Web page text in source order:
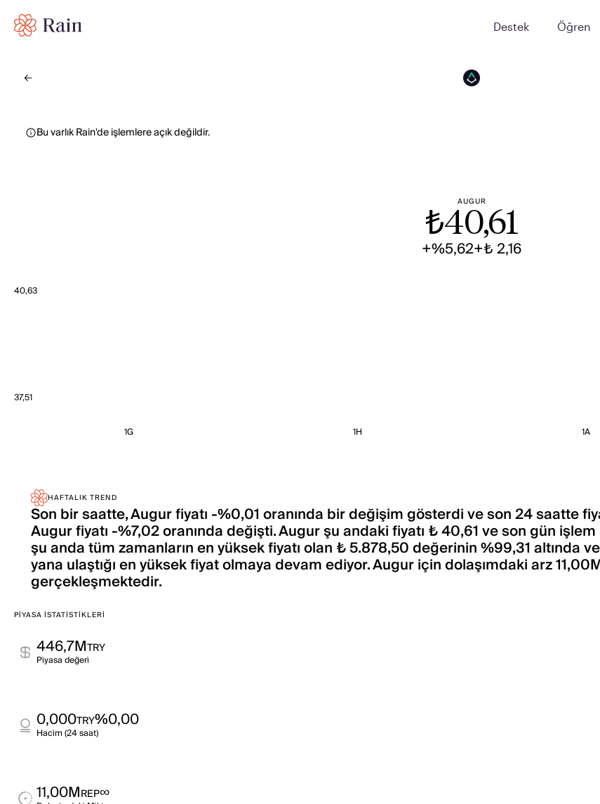
Destek Öğren
Bu varlık Rain'de işlemlere açık değildir.
AUGUR
₺40,61
+%5,62+₺ 2,16
40,63
37,51
1G 1H 1A
HAFTALIK TREND
Son bir saatte, Augur fiyatı -%0,01 oranında bir değişim gösterdi ve son 24 saatte
Augur fiyatı -%7,02 oranında değişti. Augur şu andaki fiyatı ₺ 40,61 ve son gün
şu anda tüm zamanların en yüksek fiyatı olan ₺ 5.878,50 değerinin %99,31 altında
yana ulaştığı en yüksek fiyat olmaya devam ediyor. Augur için dolaşımdaki arz
gerçekleşmektedir.
PIYASA İSTATISTIKLERI
446,7MTRY
Pi̇yasa değeri̇
0,000TRY%0,00
Haci̇m (24 saat)
11,00MREP∞